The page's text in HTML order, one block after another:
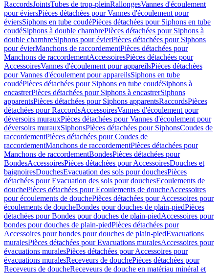
RaccordsJointsTubes de trop-pleinRallongesVannes d'écoulement
pour éviersPièces détachées pour Vannes d'écoulement pour
éviersSiphons en tube coudéPièces détachées pour Siphons en tube
coudéSiphons à double chambrePièces détachées pour Siphons à
double chambreSiphons pour évierPièces détachées pour Siphons
pour évierManchons de raccordementPièces détachées pour
Manchons de raccordementAccessoiresPièces détachées pour
AccessoiresVannes d'écoulement pour appareilsPièces détachées
pour Vannes d'écoulement pour appareilsSiphons en tube
coudéPièces détachées pour Siphons en tube coudéSiphons à
encastrerPièces détachées pour Siphons à encastrerSiphons
apparentsPièces détachées pour Siphons apparentsRaccordsPièces
détachées pour RaccordsAccessoiresVannes d'écoulement pour
déversoirs murauxPièces détachées pour Vannes d'écoulement pour
déversoirs murauxSiphonsPièces détachées pour SiphonsCoudes de
raccordementPièces détachées pour Coudes de
raccordementManchons de raccordementPièces détachées pour
Manchons de raccordementBondesPièces détachées pour
BondesAccessoiresPièces détachées pour AccessoiresDouches et
baignoiresDouchesEvacuation des sols pour douchesPièces
détachées pour Evacuation des sols pour douchesEcoulements de
douchePièces détachées pour Ecoulements de doucheAccessoires
pour écoulements de douchePièces détachées pour Accessoires pour
écoulements de doucheBondes pour douches de plain-piedPièces
détachées pour Bondes pour douches de plain-piedAccessoires pour
bondes pour douches de plain-piedPièces détachées pour
Accessoires pour bondes pour douches de plain-piedEvacuations
muralesPièces détachées pour Evacuations muralesAccessoires pour
évacuations muralesPièces détachées pour Accessoires pour
évacuations muralesReceveurs de douchePièces détachées pour
Receveurs de doucheReceveurs de douche en matériau minéral et